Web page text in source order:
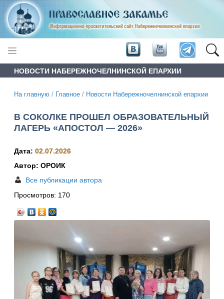
НОВОСТИ НАБЕРЕЖНОЧЕЛНИНСКОЙ ЕПАРХИИ
На главную / Главное / Новости Набережночелнинской епархии
В СОКОЛКЕ ПРОШЕЛ ОБРАЗОВАТЕЛЬНЫЙ
ЛАГЕРЬ «АПОСТОЛ — 2026»
Дата: 02.07.2026
Автор: ОРОИК
Все публикации автора
Просмотров: 170